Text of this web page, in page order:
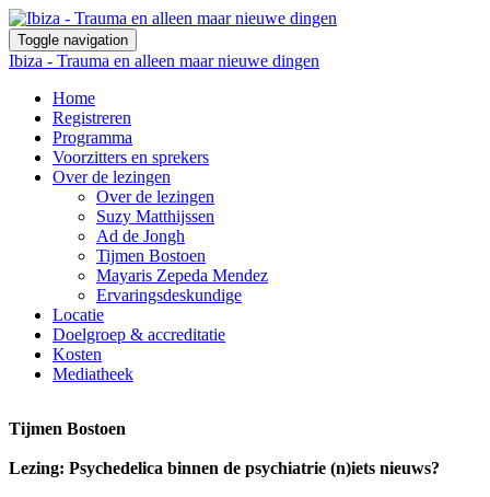
Toggle navigation
Ibiza - Trauma en alleen maar nieuwe dingen
Home
Registreren
Programma
Voorzitters en sprekers
Over de lezingen
Over de lezingen
Suzy Matthijssen
Ad de Jongh
Tijmen Bostoen
Mayaris Zepeda Mendez
Ervaringsdeskundige
Locatie
Doelgroep & accreditatie
Kosten
Mediatheek
Tijmen Bostoen
Lezing: Psychedelica binnen de psychiatrie (n)iets nieuws?